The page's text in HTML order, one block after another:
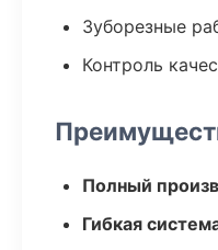
Зуборезные
Контроль
Полный
Гибкая